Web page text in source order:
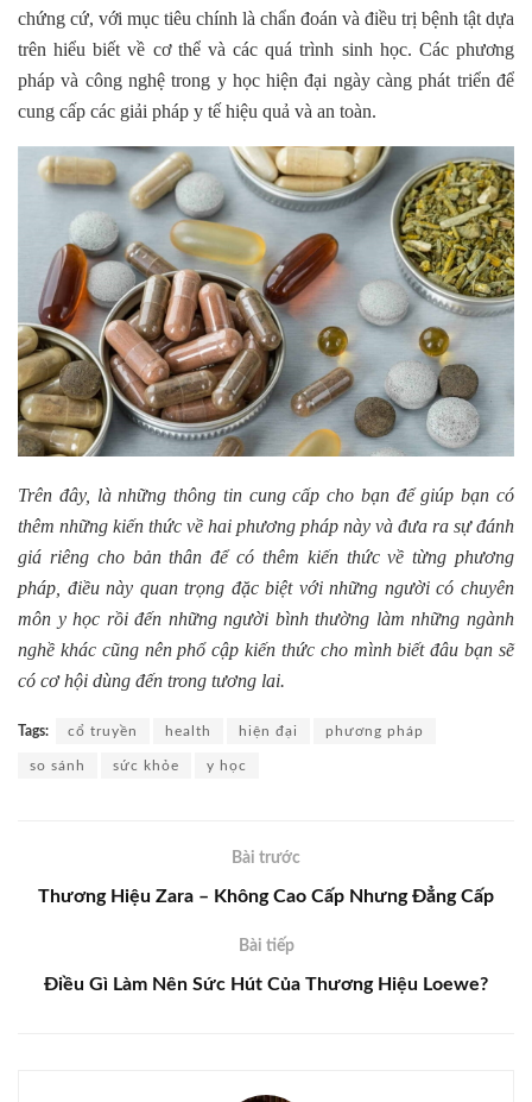
chứng cứ, với mục tiêu chính là chẩn đoán và điều trị bệnh tật dựa
trên hiểu biết về cơ thể và các quá trình sinh học. Các phương
pháp và công nghệ trong y học hiện đại ngày càng phát triển để
cung cấp các giải pháp y tế hiệu quả và an toàn.
Trên đây, là những thông tin cung cấp cho bạn để giúp bạn có
thêm những kiến thức về hai phương pháp này và đưa ra sự đánh
giá riêng cho bản thân để có thêm kiến thức về từng phương
pháp, điều này quan trọng đặc biệt với những người có chuyên
môn y học rồi đến những người bình thường làm những ngành
nghề khác cũng nên phổ cập kiến thức cho mình biết đâu bạn sẽ
có cơ hội dùng đến trong tương lai.
Tags: cổ truyền health hiện đại phương pháp
so sánh sức khỏe y học
Bài trước
Thương Hiệu Zara – Không Cao Cấp Nhưng Đẳng Cấp
Bài tiếp
Điều Gì Làm Nên Sức Hút Của Thương Hiệu Loewe?